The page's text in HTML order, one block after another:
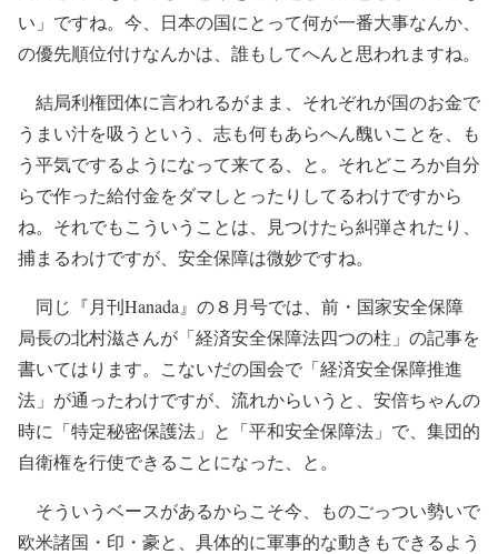
い」ですね。今、日本の国にとって何が一番大事なんか、
の優先順位付けなんかは、誰もしてへんと思われますね。
結局利権団体に言われるがまま、それぞれが国のお金で
うまい汁を吸うという、志も何もあらへん醜いことを、も
う平気でするようになって来てる、と。それどころか自分
らで作った給付金をダマしとったりしてるわけですから
ね。それでもこういうことは、見つけたら糾弾されたり、
捕まるわけですが、安全保障は微妙ですね。
同じ『月刊Hanada』の８月号では、前・国家安全保障
局長の北村滋さんが「経済安全保障法四つの柱」の記事を
書いてはります。こないだの国会で「経済安全保障推進
法」が通ったわけですが、流れからいうと、安倍ちゃんの
時に「特定秘密保護法」と「平和安全保障法」で、集団的
自衛権を行使できることになった、と。
そういうベースがあるからこそ今、ものごっつい勢いで
欧米諸国・印・豪と、具体的に軍事的な動きもできるよう